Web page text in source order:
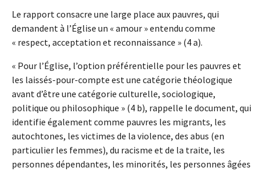
Le rapport consacre une large place aux pauvres, qui
demandent à l’Église un « amour » entendu comme
« respect, acceptation et reconnaissance » (4 a).
« Pour l’Église, l’option préférentielle pour les pauvres et
les laissés-pour-compte est une catégorie théologique
avant d’être une catégorie culturelle, sociologique,
politique ou philosophique » (4 b), rappelle le document, qui
identifie également comme pauvres les migrants, les
autochtones, les victimes de la violence, des abus (en
particulier les femmes), du racisme et de la traite, les
personnes dépendantes, les minorités, les personnes âgées